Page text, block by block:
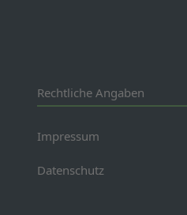
Rechtliche Angaben
Impressum
Datenschutz